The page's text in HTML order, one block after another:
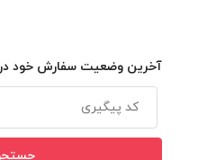
آخرین وضعیت سفارش خود